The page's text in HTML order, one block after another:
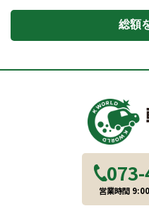
営業時間